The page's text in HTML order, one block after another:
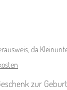
da
zur